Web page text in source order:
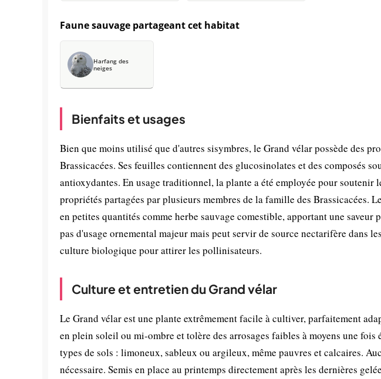
Faune sauvage partageant cet habitat
Harfang des
neiges
Bienfaits et usages
Bien que moins utilisé que d'autres sisymbres, le Grand vélar possède des
Brassicacées. Ses feuilles contiennent des glucosinolates et des composés
antioxydantes. En usage traditionnel, la plante a été employée pour soutenir
propriétés partagées par plusieurs membres de la famille des Brassicacées.
en petites quantités comme herbe sauvage comestible, apportant une
pas d'usage ornemental majeur mais peut servir de source nectarifère dans
culture biologique pour attirer les pollinisateurs.
Culture et entretien du Grand vélar
Le Grand vélar est une plante extrêmement facile à cultiver, parfaitement
en plein soleil ou mi-ombre et tolère des arrosages faibles à moyens une fois
types de sols : limoneux, sableux ou argileux, même pauvres et calcaires.
nécessaire. Semis en place au printemps directement après les dernières